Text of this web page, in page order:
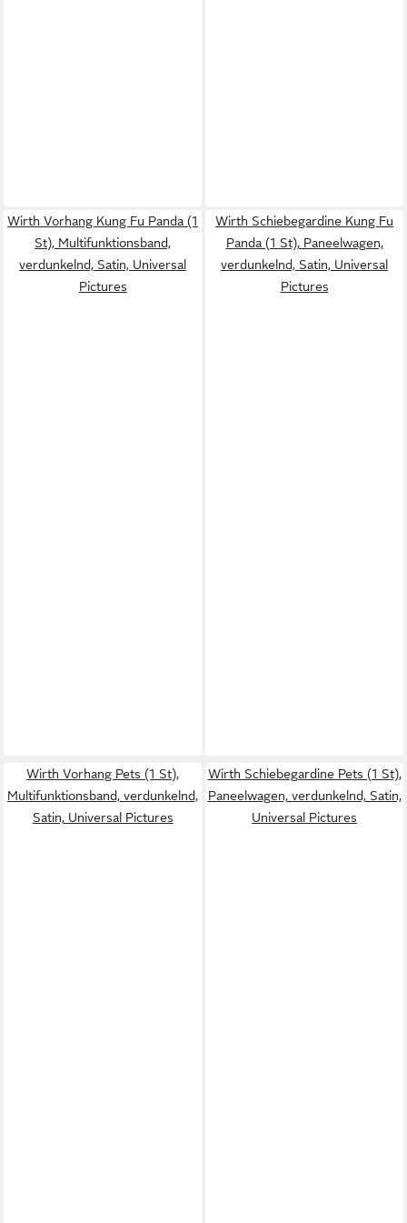
Wirth Vorhang Kung Fu Panda (1
St), Multifunktionsband,
verdunkelnd, Satin, Universal
Pictures
Wirth Schiebegardine Kung Fu
Panda (1 St), Paneelwagen,
verdunkelnd, Satin, Universal
Pictures
Wirth Vorhang Pets (1 St),
Multifunktionsband, verdunkelnd,
Satin, Universal Pictures
Wirth Schiebegardine Pets (1 St),
Paneelwagen, verdunkelnd, Satin,
Universal Pictures